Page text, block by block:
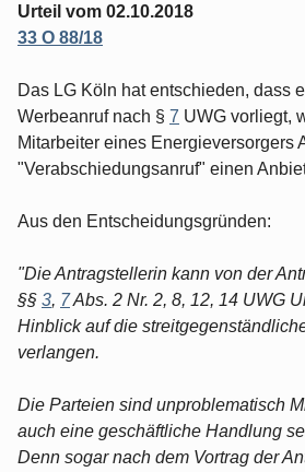
Urteil vom 02.10.2018
33 O 88/18
Das LG Köln hat entschieden, dass
Werbeanruf nach § 7 UWG vorliegt,
Mitarbeiter eines Energieversorgers
"Verabschiedungsanruf" einen
Aus den Entscheidungsgründen:
"Die Antragstellerin kann von der
§§ 3, 7Abs. 2 Nr. 2, 8, 12, 14 UWG
Hinblick auf die
verlangen.
Die Parteien sind unproblematisch
auch eine geschäftliche Handlung
Denn sogar nach dem Vortrag der